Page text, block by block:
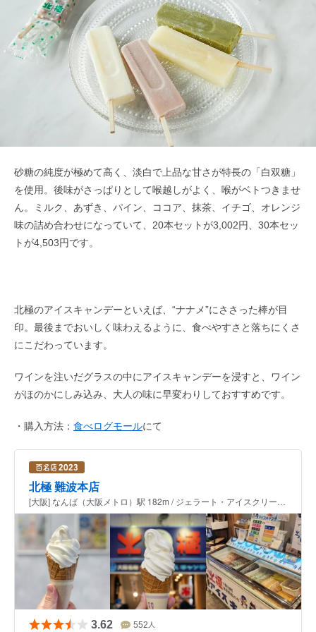
砂糖の純度が極めて高く、淡白で上品な甘さが特長の「白双糖」
を使用。後味がさっぱりとして喉越しがよく、喉がベトつきませ
ん。ミルク、あずき、パイン、ココア、抹茶、イチゴ、オレンジ
味の詰め合わせになっていて、20本セットが3,002円、30本セッ
トが4,503円です。
北極のアイスキャンデーといえば、“ナナメ”にささった棒が目
印。最後までおいしく味わえるように、食べやすさと落ちにくさ
にこだわっています。
ワインを注いだグラスの中にアイスキャンデーを浸すと、ワイン
がほのかにしみ込み、大人の味に早変わりしておすすめです。
・購入方法： 食べログモールにて
北極 難波本店
[大阪] なんば（大阪メトロ）駅 182m / ジェラート・アイスクリーム、たい焼き・大判焼き
3.62 552 人